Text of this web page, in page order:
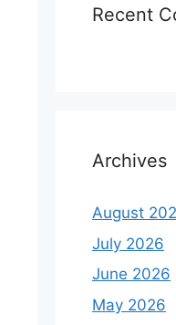
Recent
Archives
August
July 2026
June 2026
May 2026